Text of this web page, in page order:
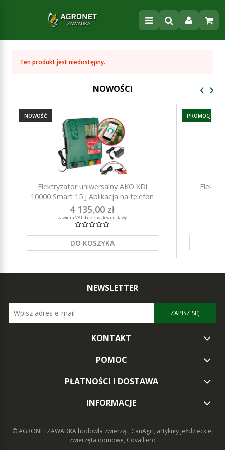
Ten produkt jest niedostępny.
NOWOŚCI
Elektryzator uniwersalny AKO XDi
10000 Smart 15 J Aplikacja na telefon
4 135,00 zł
zawiera VAT, bez kosztów dostawy
DO KOSZYKA
NOWOŚĆ PROMOCJA
‹ ›
NEWSLETTER
ZAPISZ SIĘ
KONTAKT
POMOC
PŁATNOŚCI I DOSTAWA
INFORMACJE
© AGRONETZAWADKA hodowla zwierząt, CanAgri, artykuły jeździeckie,
zwierzęta domowe, Covalliero